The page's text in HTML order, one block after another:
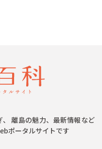
離島の魅力、最新情報など
ポータルサイトです